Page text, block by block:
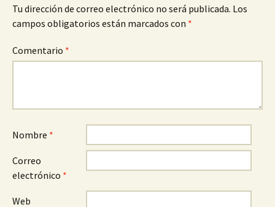
Tu dirección de correo electrónico no será publicada. Los
campos obligatorios están marcados con *
Comentario *
Nombre *
Correo
electrónico *
Web